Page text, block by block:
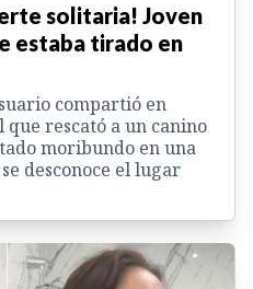
solitaria! Joven
estaba tirado en
compartió en
rescató a un canino
moribundo en una
desconoce el lugar